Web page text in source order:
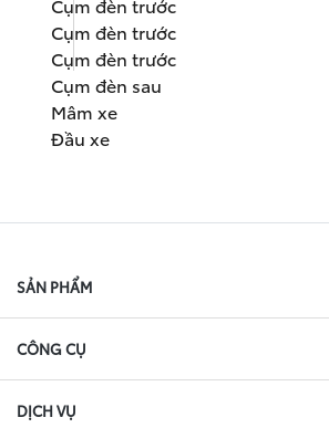
Cụm đèn trước
Cụm đèn trước
Cụm đèn sau
Mâm xe
Đầu xe
SẢN PHẨM
CÔNG CỤ
DỊCH VỤ